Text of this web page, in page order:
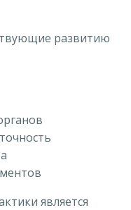
развитию
является